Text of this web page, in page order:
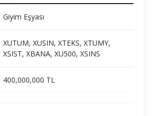
Giyim Eşyası
XUTUM, XUSIN, XTEKS, XTUMY,
XSIST, XBANA, XU500, XSINS
400,000,000 TL